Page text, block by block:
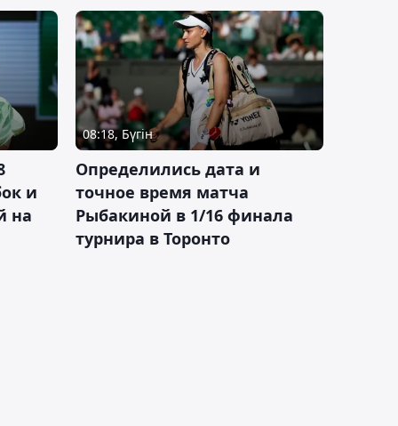
и
на
08:18, Бүгін
Определились дата и
точное время матча
Рыбакиной в 1/16 финала
турнира в Торонто